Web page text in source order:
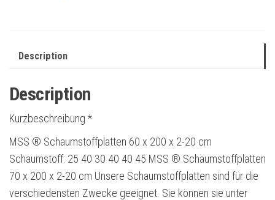
Description
Description
Kurzbeschreibung *
MSS ® Schaumstoffplatten 60 x 200 x 2-20 cm
Schaumstoff: 25 40 30 40 40 45 MSS ® Schaumstoffplatten
70 x 200 x 2-20 cm Unsere Schaumstoffplatten sind für die
verschiedensten Zwecke geeignet. Sie können sie unter